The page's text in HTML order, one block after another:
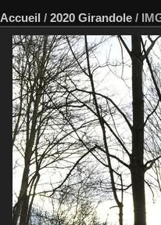
Accueil / 2020 Girandole /